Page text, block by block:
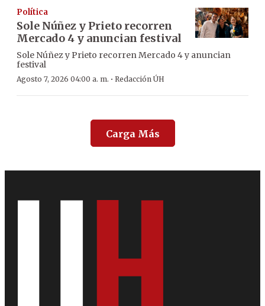
Política
Sole Núñez y Prieto recorren
Mercado 4 y anuncian festival
Sole Núñez y Prieto recorren Mercado 4 y anuncian
festival
Agosto 7, 2026 04:00 a. m. · Redacción ÚH
Carga Más